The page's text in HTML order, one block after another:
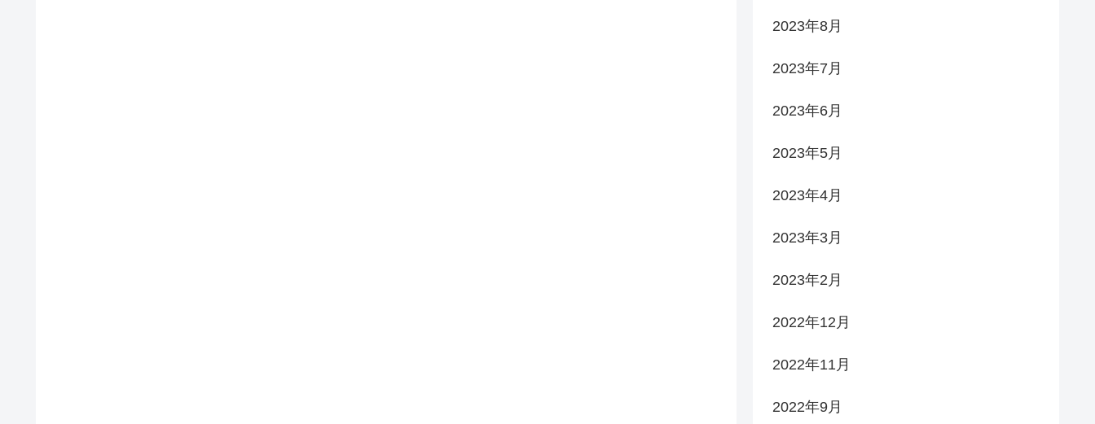
2023年8月
2023年7月
2023年6月
2023年5月
2023年4月
2023年3月
2023年2月
2022年12月
2022年11月
2022年9月